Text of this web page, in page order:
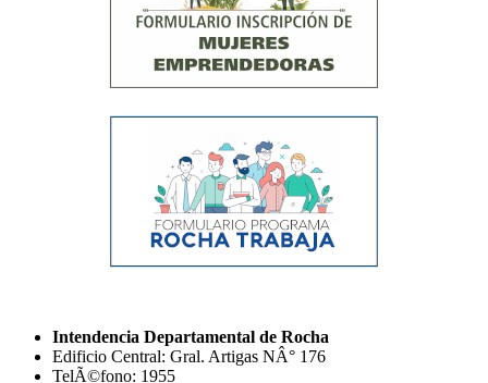
Intendencia Departamental de Rocha
Edificio Central: Gral. Artigas NÂ° 176
TelÃ©fono: 1955